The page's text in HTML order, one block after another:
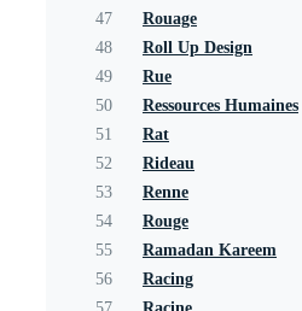
47
Rouage
48
Roll Up Design
49
Rue
50
Ressources Humaines
51
Rat
52
Rideau
53
Renne
54
Rouge
55
Ramadan Kareem
56
Racing